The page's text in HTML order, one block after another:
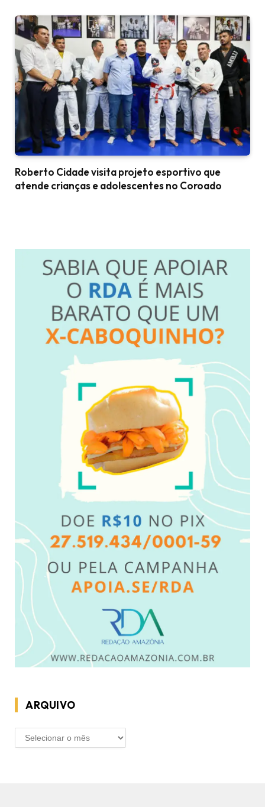
Roberto Cidade visita projeto esportivo que
atende crianças e adolescentes no Coroado
ARQUIVO
ARQUIVO